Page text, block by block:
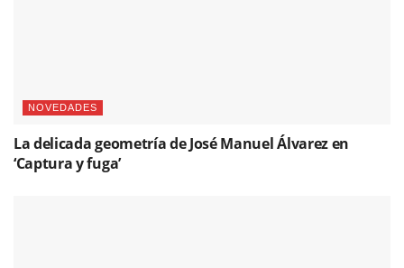
NOVEDADES
La delicada geometría de José Manuel Álvarez en
‘Captura y fuga’